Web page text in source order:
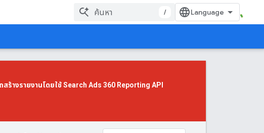
/
ร้างรายงานโดยใช้Search Ads 360 Reporting API